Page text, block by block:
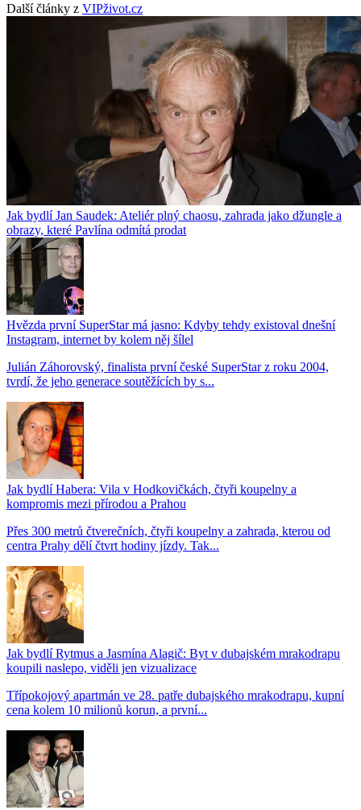
Další články z VIPživot.cz
Jak bydlí Jan Saudek: Ateliér plný chaosu, zahrada jako džungle a
obrazy, které Pavlína odmítá prodat
Hvězda první SuperStar má jasno: Kdyby tehdy existoval dnešní
Instagram, internet by kolem něj šílel
Julián Záhorovský, finalista první české SuperStar z roku 2004,
tvrdí, že jeho generace soutěžících by s...
Jak bydlí Habera: Vila v Hodkovičkách, čtyři koupelny a
kompromis mezi přírodou a Prahou
Přes 300 metrů čtverečních, čtyři koupelny a zahrada, kterou od
centra Prahy dělí čtvrt hodiny jízdy. Tak...
Jak bydlí Rytmus a Jasmína Alagič: Byt v dubajském mrakodrapu
koupili naslepo, viděli jen vizualizace
Třípokojový apartmán ve 28. patře dubajského mrakodrapu, kupní
cena kolem 10 milionů korun, a první...